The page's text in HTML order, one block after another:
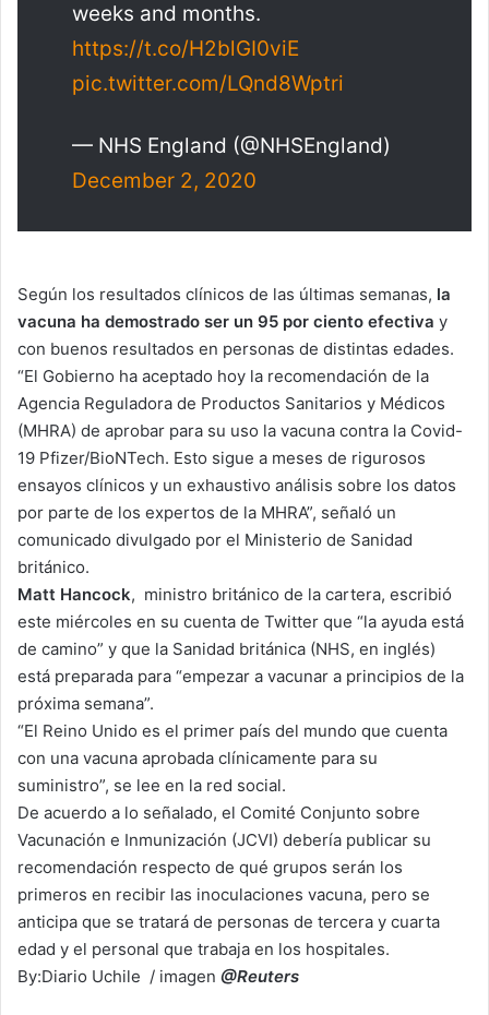
weeks and months.
https://t.co/H2blGI0viE
pic.twitter.com/LQnd8Wptri
— NHS England (@NHSEngland)
December 2, 2020
Según los resultados clínicos de las últimas semanas, la
vacuna ha demostrado ser un 95 por ciento efectiva y
con buenos resultados en personas de distintas edades.
“El Gobierno ha aceptado hoy la recomendación de la
Agencia Reguladora de Productos Sanitarios y Médicos
(MHRA) de aprobar para su uso la vacuna contra la Covid-
19 Pfizer/BioNTech. Esto sigue a meses de rigurosos
ensayos clínicos y un exhaustivo análisis sobre los datos
por parte de los expertos de la MHRA”, señaló un
comunicado divulgado por el Ministerio de Sanidad
británico.
Matt Hancock, ministro británico de la cartera, escribió
este miércoles en su cuenta de Twitter que “la ayuda está
de camino” y que la Sanidad británica (NHS, en inglés)
está preparada para “empezar a vacunar a principios de la
próxima semana”.
“El Reino Unido es el primer país del mundo que cuenta
con una vacuna aprobada clínicamente para su
suministro”, se lee en la red social.
De acuerdo a lo señalado, el Comité Conjunto sobre
Vacunación e Inmunización (JCVI) debería publicar su
recomendación respecto de qué grupos serán los
primeros en recibir las inoculaciones vacuna, pero se
anticipa que se tratará de personas de tercera y cuarta
edad y el personal que trabaja en los hospitales.
By:Diario Uchile / imagen @Reuters